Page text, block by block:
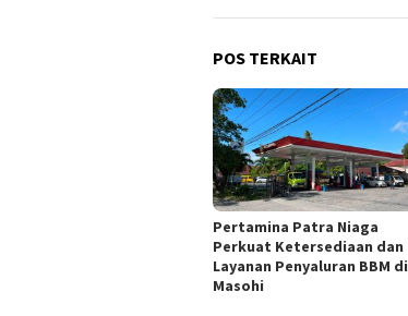
POS TERKAIT
Pertamina Patra Niaga
Perkuat Ketersediaan dan
Layanan Penyaluran BBM di
Masohi